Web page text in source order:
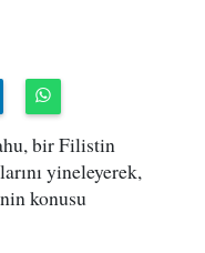
bir Filistin
yineleyerek,
konusu